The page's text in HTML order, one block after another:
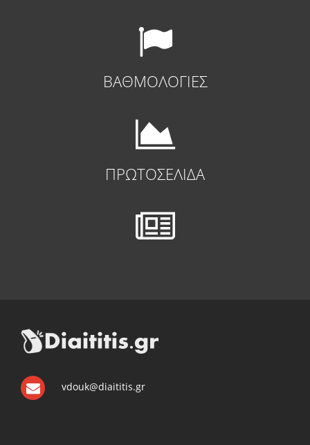
ΒΑΘΜΟΛΟΓΙΕΣ
ΠΡΩΤΟΣΕΛΙΔΑ
vdouk@diaititis.gr